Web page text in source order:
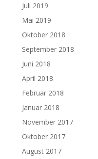
Juli 2019
Mai 2019
Oktober 2018
September 2018
Juni 2018
April 2018
Februar 2018
Januar 2018
November 2017
Oktober 2017
August 2017